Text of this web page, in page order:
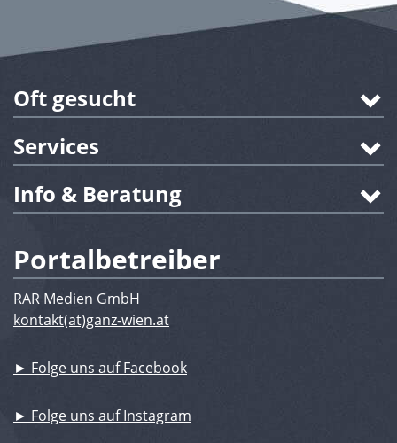
Oft gesucht
Services
Info & Beratung
Portalbetreiber
RAR Medien GmbH
kontakt(at)ganz-wien.at
► Folge uns auf Facebook
► Folge uns auf Instagram